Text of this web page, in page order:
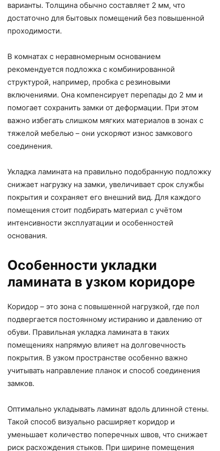
варианты. Толщина обычно составляет 2 мм, что
достаточно для бытовых помещений без повышенной
проходимости.
В комнатах с неравномерным основанием
рекомендуется подложка с комбинированной
структурой, например, пробка с резиновыми
включениями. Она компенсирует перепады до 2 мм и
помогает сохранить замки от деформации. При этом
важно избегать слишком мягких материалов в зонах с
тяжелой мебелью – они ускоряют износ замкового
соединения.
Укладка ламината на правильно подобранную подложку
снижает нагрузку на замки, увеличивает срок службы
покрытия и сохраняет его внешний вид. Для каждого
помещения стоит подбирать материал с учётом
интенсивности эксплуатации и особенностей
основания.
Особенности укладки
ламината в узком коридоре
Коридор – это зона с повышенной нагрузкой, где пол
подвергается постоянному истиранию и давлению от
обуви. Правильная укладка ламината в таких
помещениях напрямую влияет на долговечность
покрытия. В узком пространстве особенно важно
учитывать направление планок и способ соединения
замков.
Оптимально укладывать ламинат вдоль длинной стены.
Такой способ визуально расширяет коридор и
уменьшает количество поперечных швов, что снижает
риск расхождения стыков. При ширине помещения